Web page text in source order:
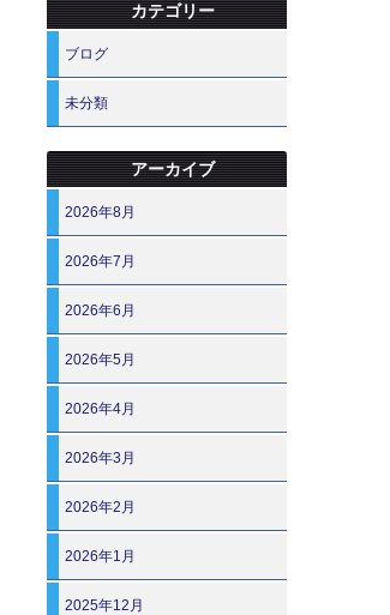
カテゴリー
ブログ
未分類
アーカイブ
2026年8月
2026年7月
2026年6月
2026年5月
2026年4月
2026年3月
2026年2月
2026年1月
2025年12月